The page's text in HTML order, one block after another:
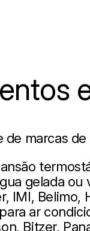
de marcas
gelada
IMI, Belimo,
ar
Bitzer,